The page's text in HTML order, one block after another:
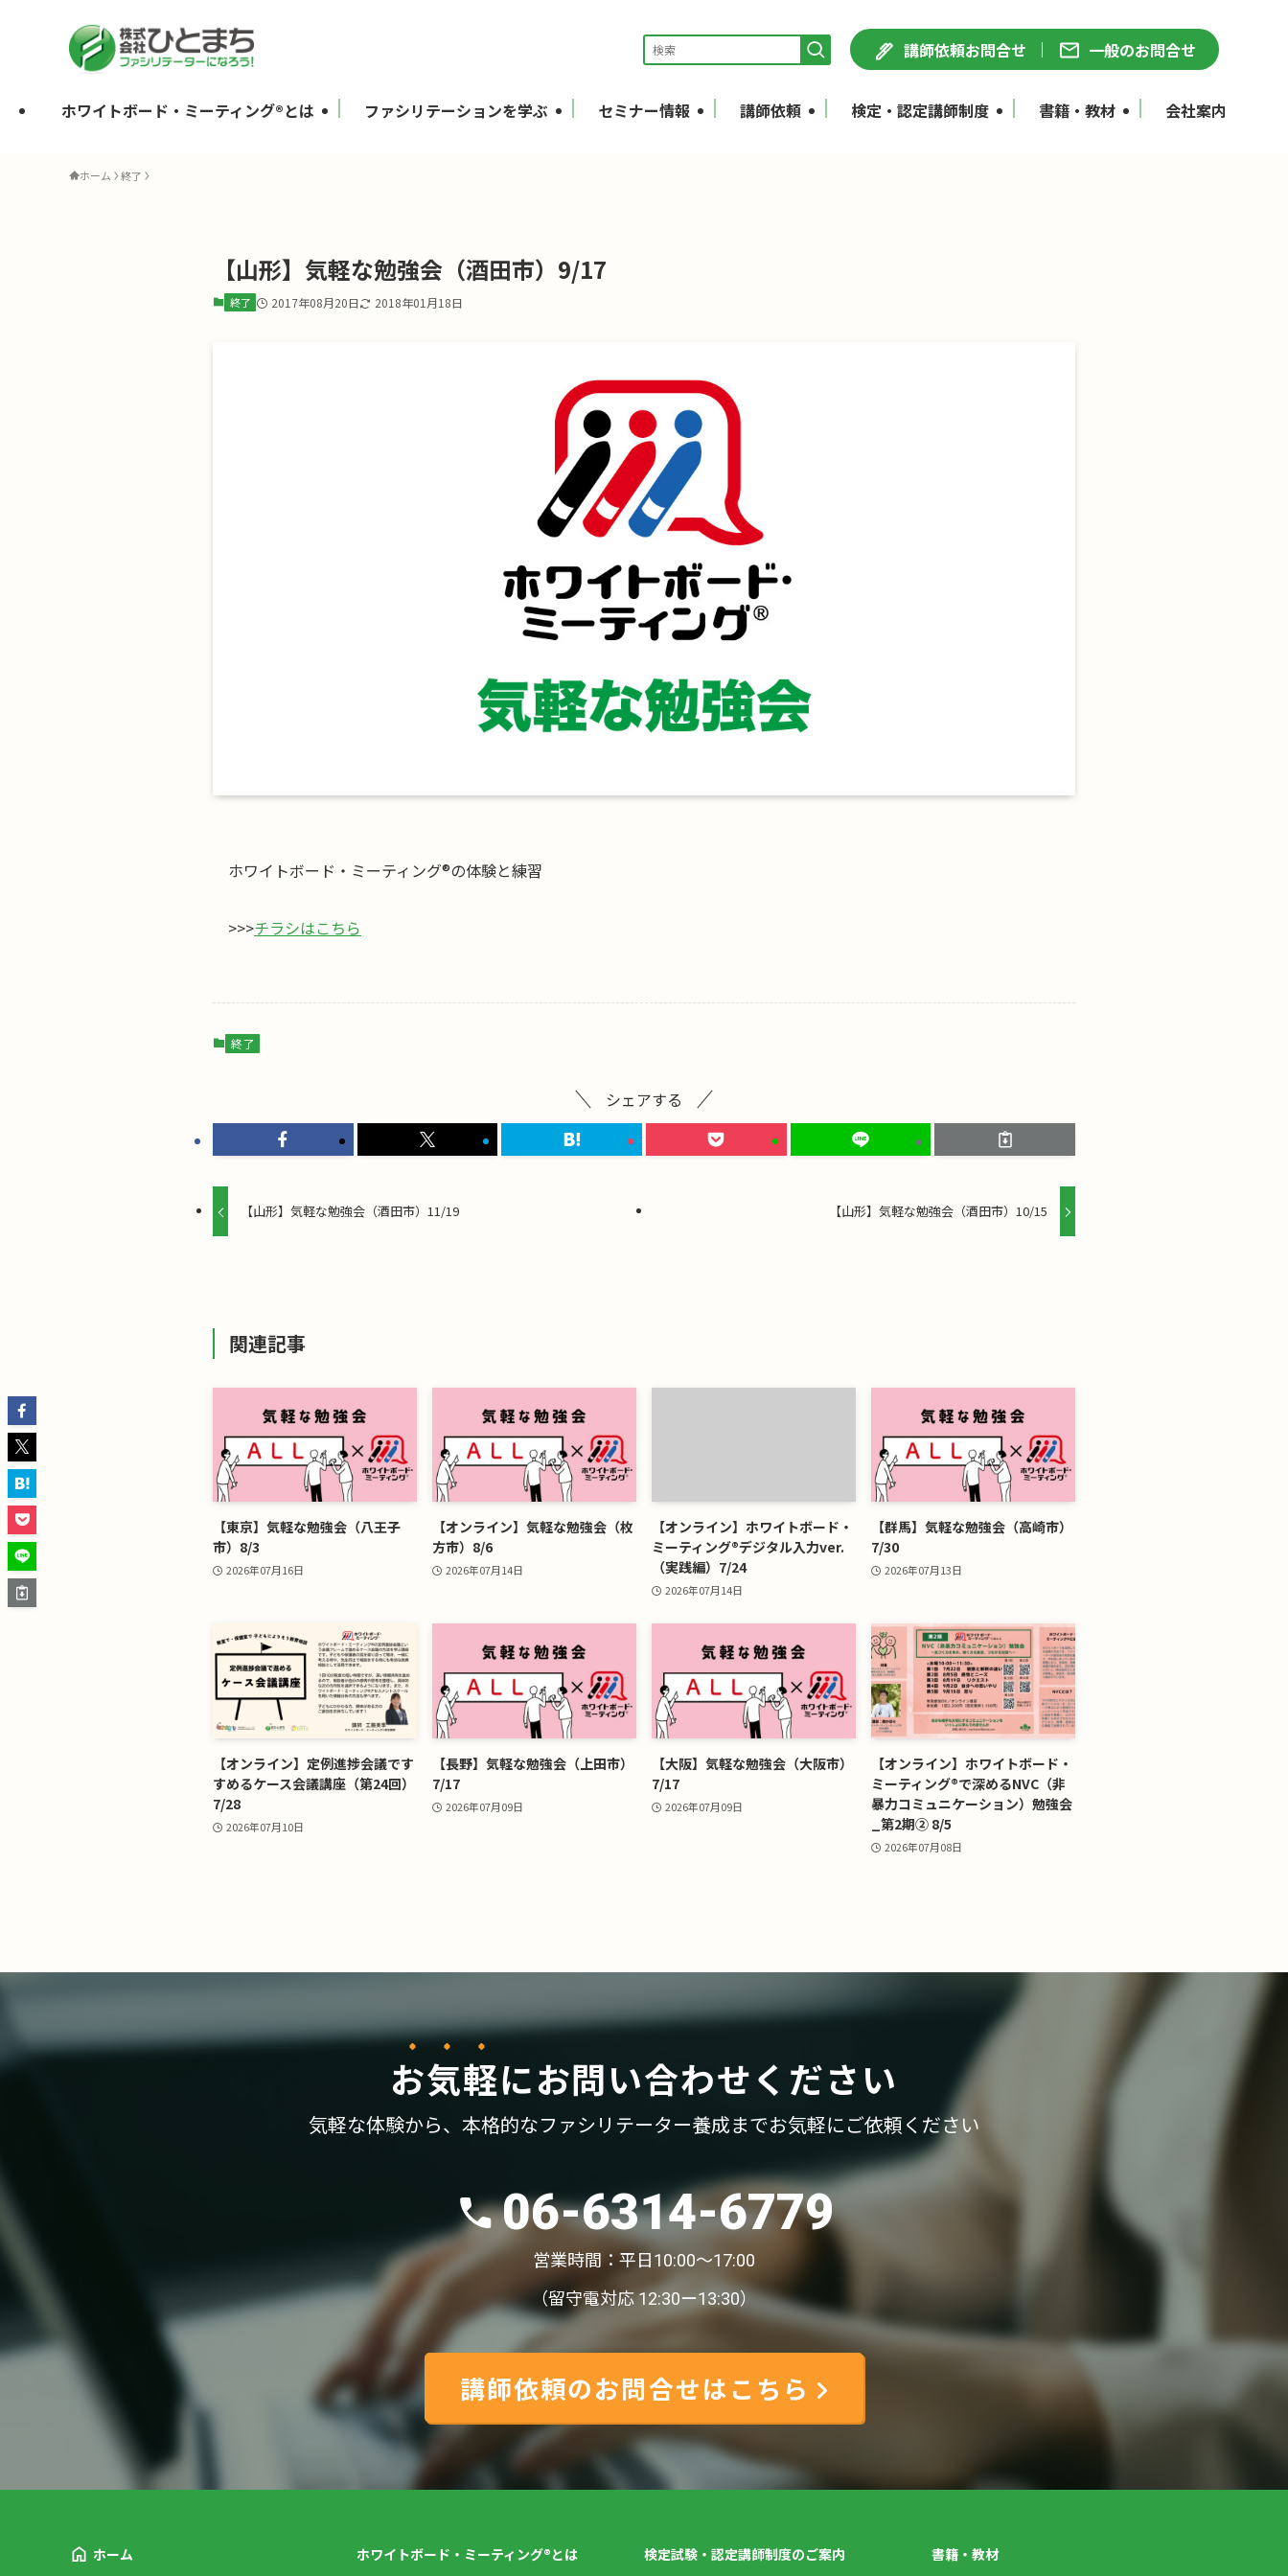
講師依頼お問合せ 一般のお問合せ
ホワイトボード・ミーティング®とは ファシリテーションを学ぶ セミナー情報 講師依頼 検定・認定講師制度 書籍・教材 会社案内
ホーム 終了
【山形】気軽な勉強会（酒田市）9/17
終了 2017年08月20日 2018年01月18日
ホワイトボード・ミーティング®の体験と練習
>>>チラシはこちら
終了
シェアする
【山形】気軽な勉強会（酒田市）11/19 【山形】気軽な勉強会（酒田市）10/15
関連記事
【東京】気軽な勉強会（八王子
市）8/3
2026年07月16日
【オンライン】気軽な勉強会（枚
方市）8/6
2026年07月14日
【オンライン】ホワイトボード・
ミーティング®デジタル入力ver.
（実践編）7/24
2026年07月14日
【群馬】気軽な勉強会（高崎市）
7/30
2026年07月13日
【オンライン】定例進捗会議です
すめるケース会議講座（第24回）
7/28
2026年07月10日
【長野】気軽な勉強会（上田市）
7/17
2026年07月09日
【大阪】気軽な勉強会（大阪市）
7/17
2026年07月09日
【オンライン】ホワイトボード・
ミーティング®で深めるNVC（非
暴力コミュニケーション）勉強会
_第2期② 8/5
2026年07月08日
お気軽にお問い合わせください
気軽な体験から、 本格的なファシリテーター養成までお気軽にご依頼ください
06-6314-6779
営業時間：平日10:00〜17:00
（留守電対応 12:30ー13:30）
講師依頼のお問合せはこちら
ホーム
ホワイトボード・ミーティング®とは
検定試験・認定講師制度のご案内
書籍・教材